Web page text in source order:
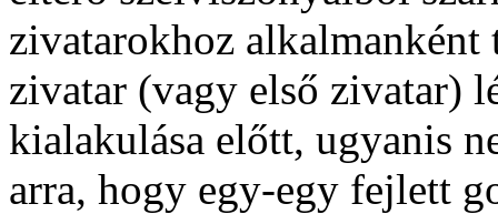
zivatarokhoz alkalmanként
zivatar (vagy első zivatar)
kialakulása előtt, ugyanis
arra, hogy egy-egy fejlett